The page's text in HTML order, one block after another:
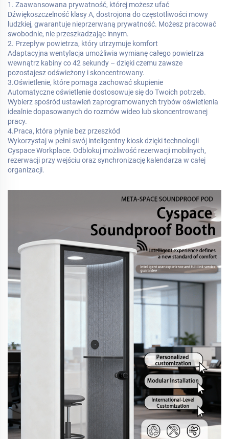
1. Zaawansowana prywatność, której możesz ufać
Dźwiękoszczelność klasy A, dostrojona do częstotliwości mowy
ludzkiej, gwarantuje nieprzerwaną prywatność. Możesz pracować
swobodnie, nie przeszkadzając innym.
2. Przepływ powietrza, który utrzymuje komfort
Adaptacyjna wentylacja umożliwia wymianę całego powietrza
wewnątrz kabiny co 42 sekundy – dzięki czemu zawsze
pozostajesz odświeżony i skoncentrowany.
3.Oświetlenie, które pomaga zachować skupienie
Automatyczne oświetlenie dostosowuje się do Twoich potrzeb.
Wybierz spośród ustawień zaprogramowanych trybów oświetlenia
idealnie dopasowanych do rozmów wideo lub skoncentrowanej
pracy.
4.Praca, która płynie bez przeszkód
Wykorzystaj w pełni swój inteligentny kiosk dzięki technologii
Cyspace Workplace. Odblokuj możliwość rezerwacji mobilnych,
rezerwacji przy wejściu oraz synchronizację kalendarza w całej
organizacji.